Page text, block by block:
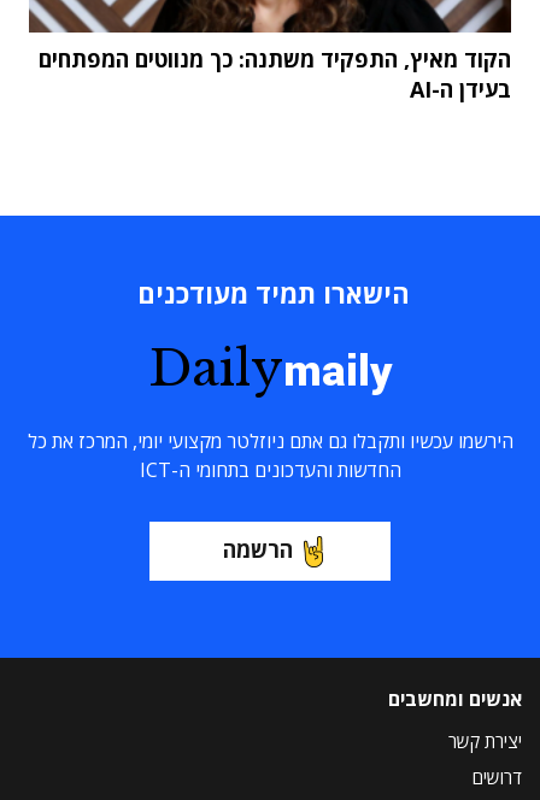
הקוד מאיץ, התפקיד משתנה: כך מנווטים המפתחים
בעידן ה-AI
הישארו תמיד מעודכנים
Dailymaily
הירשמו עכשיו ותקבלו גם אתם ניוזלטר מקצועי יומי, המרכז את כל
החדשות והעדכונים בתחומי ה-ICT
הרשמה
אנשים ומחשבים
יצירת קשר
דרושים